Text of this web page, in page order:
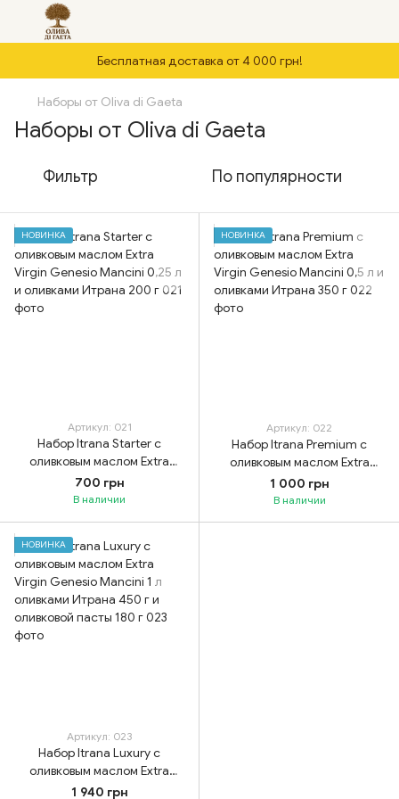
Бесплатная доставка от 4 000 грн!
Наборы от Oliva di Gaeta
Наборы от Oliva di Gaeta
Фильтр По популярности
НОВИНКА
Артикул: 021
Набор Itrana Starter с
оливковым маслом Extra
Virgin Genesio Mancini 0,25 л
и оливками Итрана 200 г
700 грн
В наличии
НОВИНКА
Артикул: 022
Набор Itrana Premium с
оливковым маслом Extra
Virgin Genesio Mancini 0,5 л и
оливками Итрана 350 г
1 000 грн
В наличии
НОВИНКА
Артикул: 023
Набор Itrana Luxury с
оливковым маслом Extra
Virgin Genesio Mancini 1 л
1 940 грн